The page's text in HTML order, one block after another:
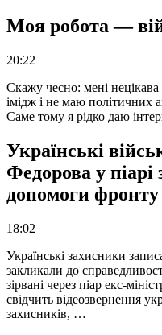
Моя робота —
20:22
Скажу чесно: мені
імідж і не маю політичних
Саме тому я рідко даю
Українські
Федорова у піарі
допомоги фронту
18:02
Українські захисники
закликали до
зірвані через піар екс-
свідчить відеозвернення
захисників, …